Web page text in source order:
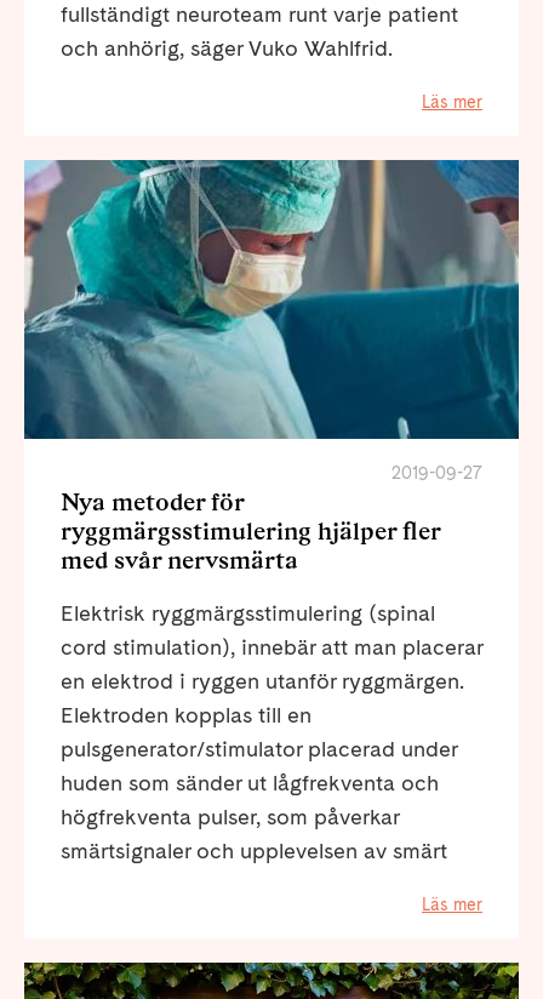
fullständigt neuroteam runt varje patient
och anhörig, säger Vuko Wahlfrid.
Läs mer
2019-09-27
Nya metoder för
ryggmärgsstimulering hjälper fler
med svår nervsmärta
Elektrisk ryggmärgsstimulering (spinal
cord stimulation), innebär att man placerar
en elektrod i ryggen utanför ryggmärgen.
Elektroden kopplas till en
pulsgenerator/stimulator placerad under
huden som sänder ut lågfrekventa och
högfrekventa pulser, som påverkar
smärtsignaler och upplevelsen av smärt
Läs mer